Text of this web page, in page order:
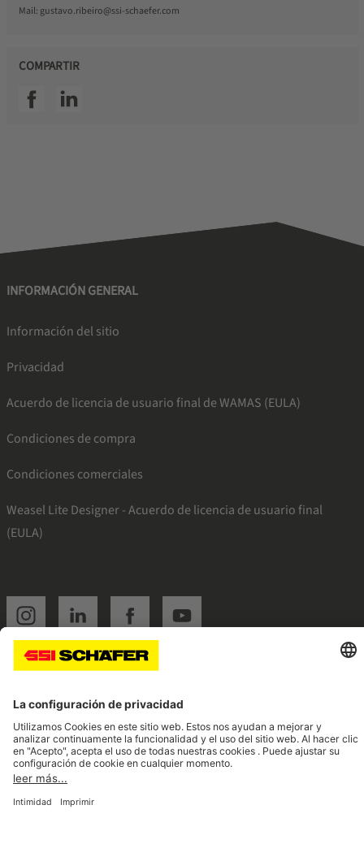
Mail: gustavo.ribeiro@ssi-schaefer.com
COMPARTIR
SSI facebookSSI linkedin
INFORMACIÓN GENERAL
Información del sitio
Privacidad
Acuerdo de licencia de usuario final de WAMAS (EULA)
Condiciones de compra
Condiciones comerciales
Weasel Lite Designer - Acuerdo de licencia de usuario final
(EULA)
SSI instagramSSI linkedinSSI facebookSSI youtube
Navigate to home page